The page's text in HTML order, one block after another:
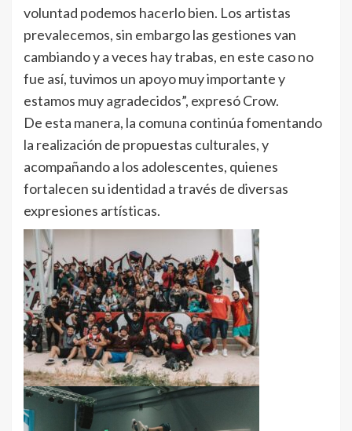
voluntad podemos hacerlo bien. Los artistas
prevalecemos, sin embargo las gestiones van
cambiando y a veces hay trabas, en este caso no
fue así, tuvimos un apoyo muy importante y
estamos muy agradecidos”, expresó Crow.
De esta manera, la comuna continúa fomentando
la realización de propuestas culturales, y
acompañando a los adolescentes, quienes
fortalecen su identidad a través de diversas
expresiones artísticas.